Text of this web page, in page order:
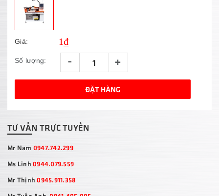
Giá: 1₫
Số lượng: - +
ĐẶT HÀNG
TƯ VẤN TRỰC TUYẾN
Mr Nam 0947.742.299
Ms Linh 0944.079.559
Mr Thịnh0945.911.358